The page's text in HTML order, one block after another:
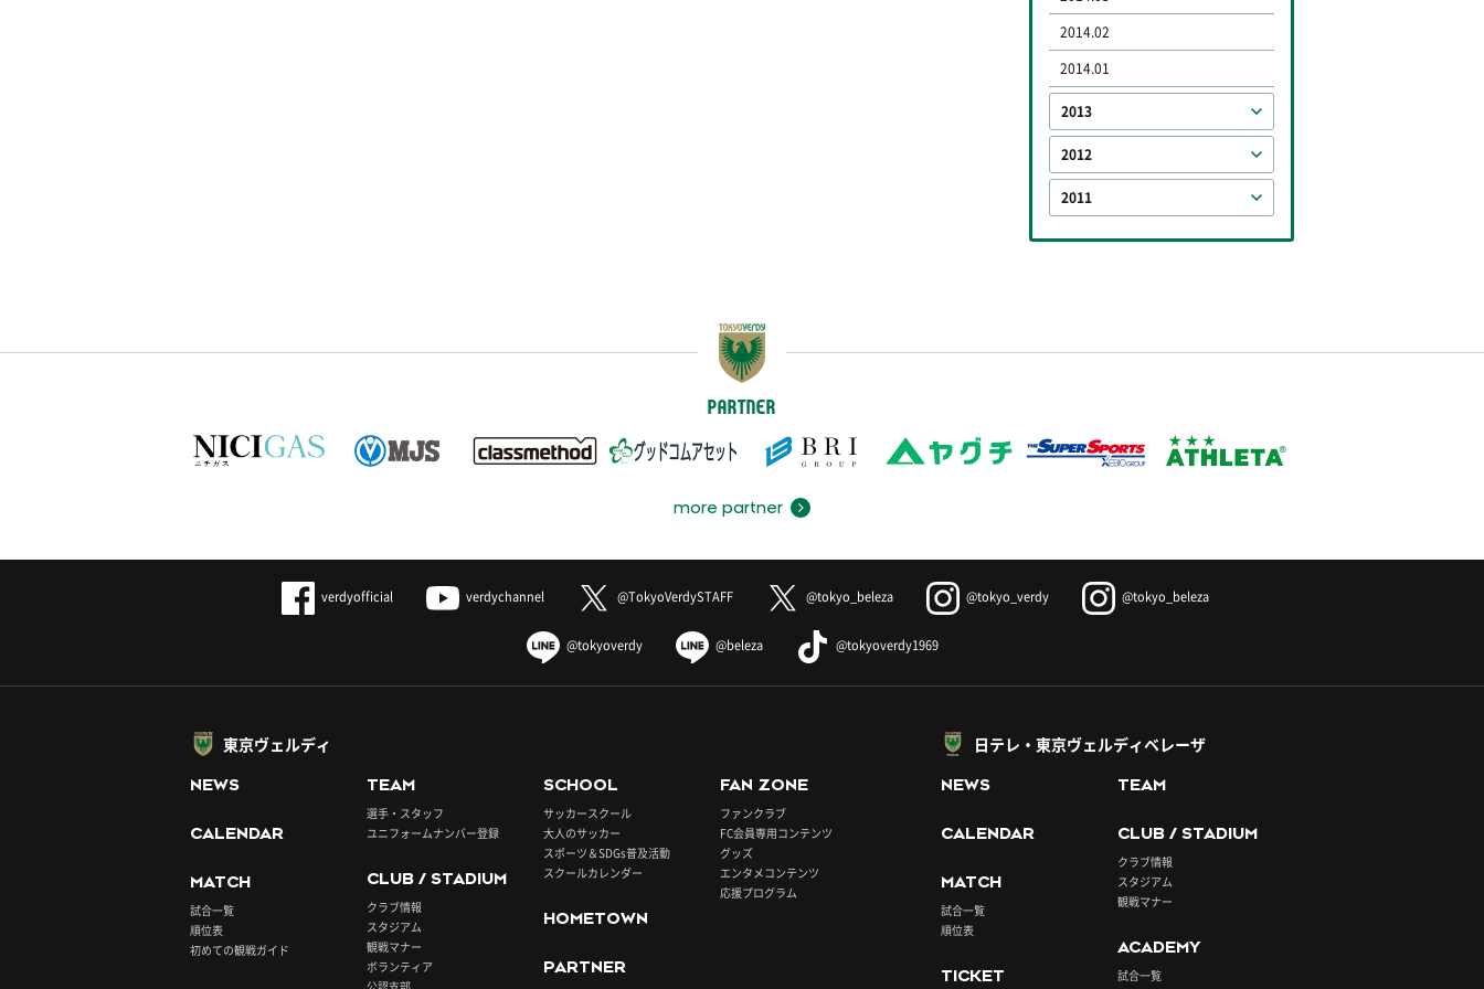
2014.02
2014.01
2013
2012
2011
PARTNER
more partner
verdyofficial verdychannel @TokyoVerdySTAFF @tokyo_beleza @tokyo_verdy @tokyo_beleza
@tokyoverdy @beleza @tokyoverdy1969
東京ヴェルディ
NEWS
CALENDAR
MATCH
試合一覧
順位表
初めての観戦ガイド
TEAM
選手・スタッフ
ユニフォームナンバー登録
CLUB / STADIUM
クラブ情報
スタジアム
観戦マナー
ボランティア
SCHOOL
サッカースクール
大人のサッカー
スポーツ＆SDGs普及活動
スクールカレンダー
HOMETOWN
PARTNER
FAN ZONE
ファンクラブ
FC会員専用コンテンツ
グッズ
エンタメコンテンツ
応援プログラム
日テレ・東京ヴェルディベレーザ
NEWS
CALENDAR
MATCH
試合一覧
順位表
TICKET
TEAM
CLUB / STADIUM
クラブ情報
スタジアム
観戦マナー
ACADEMY
試合一覧